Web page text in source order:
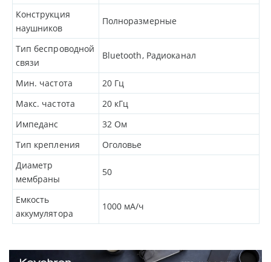
Конструкция
наушников
Полноразмерные
Тип беспроводной
связи
Bluetooth, Радиоканал
Мин. частота 20 Гц
Макс. частота
20 кГц
Импеданс
32 Ом
Тип крепления
Оголовье
Диаметр
мембраны
50
Емкость
аккумулятора
1000 мА/ч